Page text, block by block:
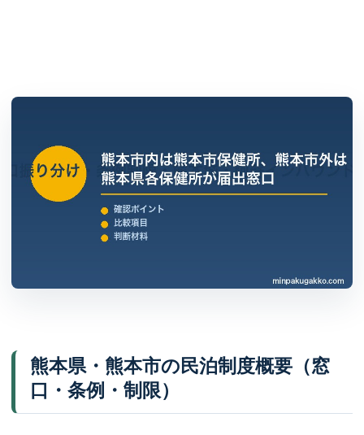
熊本県・熊本市の民泊制度概要（窓
口・条例・制限）